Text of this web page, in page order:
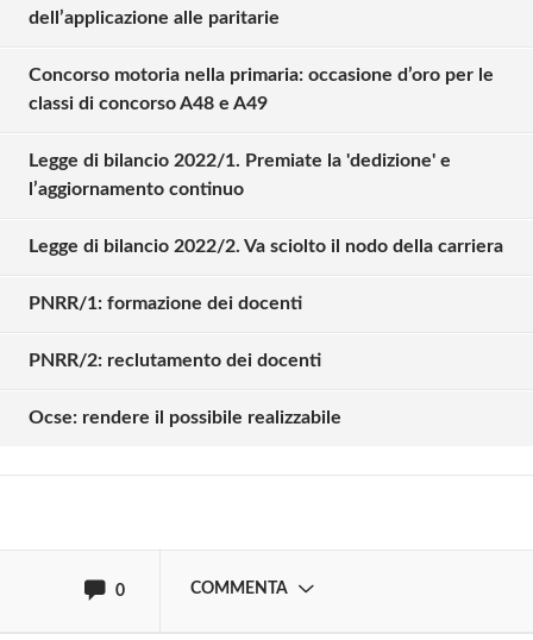
dell’applicazione alle paritarie
Concorso motoria nella primaria: occasione d’oro per le
classi di concorso A48 e A49
Legge di bilancio 2022/1. Premiate la 'dedizione' e
l’aggiornamento continuo
Legge di bilancio 2022/2. Va sciolto il nodo della carriera
PNRR/1: formazione dei docenti
PNRR/2: reclutamento dei docenti
Ocse: rendere il possibile realizzabile
0 COMMENTA
commentare!
Effettua il Login o Registrati